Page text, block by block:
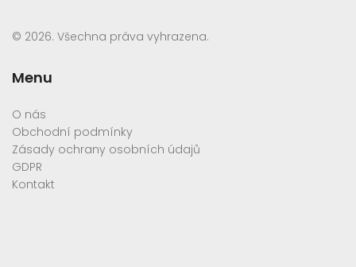
© 2026. Všechna práva vyhrazena.
Menu
O nás
Obchodní podmínky
Zásady ochrany osobních údajů
GDPR
Kontakt